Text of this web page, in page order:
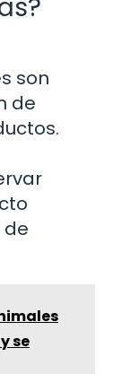
son
de
se